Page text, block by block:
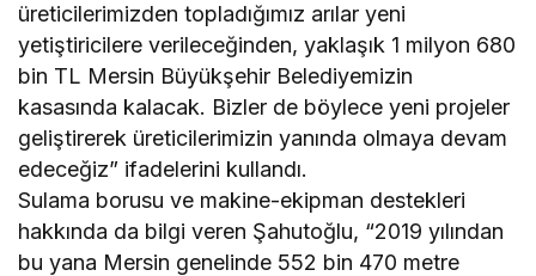
üreticilerimizden topladığımız arılar yeni
yetiştiricilere verileceğinden, yaklaşık 1 milyon 680
bin TL Mersin Büyükşehir Belediyemizin
kasasında kalacak. Bizler de böylece yeni projeler
geliştirerek üreticilerimizin yanında olmaya devam
edeceğiz” ifadelerini kullandı.
Sulama borusu ve makine-ekipman destekleri
hakkında da bilgi veren Şahutoğlu, “2019 yılından
bu yana Mersin genelinde 552 bin 470 metre